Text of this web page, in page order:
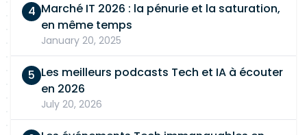
Marché IT 2026 : la pénurie et la saturation,
en même temps
January 20, 2025
Les meilleurs podcasts Tech et IA à écouter
en 2026
July 20, 2026